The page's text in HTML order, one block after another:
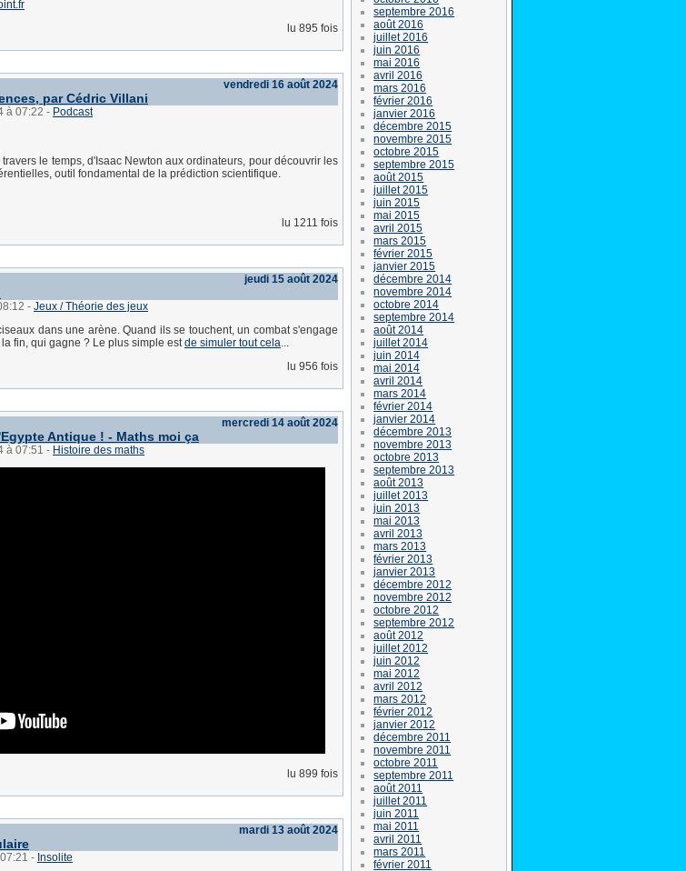
lu 895 fois
vendredi 16 août 2024
par Cédric Villani
à 07:22 - Podcast
le temps, d'Isaac Newton aux ordinateurs, pour découvrir les
outil fondamental de la prédiction scientifique.
lu 1211 fois
jeudi 15 août 2024
- Jeux / Théorie des jeux
dans une arène. Quand ils se touchent, un combat s'engage
fin, qui gagne ? Le plus simple estde simuler tout cela...
lu 956 fois
mercredi 14 août 2024
Antique ! - Maths moi ça
à 07:51 - Histoire des maths
lu 899 fois
mardi 13 août 2024
- Insolite
septembre 2016
août 2016
juillet 2016
juin 2016
mai 2016
avril 2016
mars 2016
février 2016
janvier 2016
décembre 2015
novembre 2015
octobre 2015
septembre 2015
août 2015
juillet 2015
juin 2015
mai 2015
avril 2015
mars 2015
février 2015
janvier 2015
décembre 2014
novembre 2014
octobre 2014
septembre 2014
août 2014
juillet 2014
juin 2014
mai 2014
avril 2014
mars 2014
février 2014
janvier 2014
décembre 2013
novembre 2013
octobre 2013
septembre 2013
août 2013
juillet 2013
juin 2013
mai 2013
avril 2013
mars 2013
février 2013
janvier 2013
décembre 2012
novembre 2012
octobre 2012
septembre 2012
août 2012
juillet 2012
juin 2012
mai 2012
avril 2012
mars 2012
février 2012
janvier 2012
décembre 2011
novembre 2011
octobre 2011
septembre 2011
août 2011
juillet 2011
juin 2011
mai 2011
avril 2011
mars 2011
février 2011